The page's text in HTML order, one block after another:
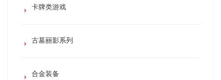
卡牌类游戏
古墓丽影系列
合金装备